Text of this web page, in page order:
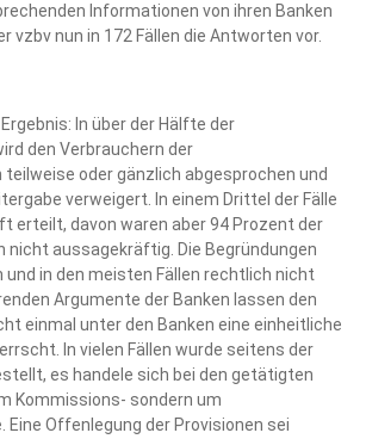
Informationen von ihren Banken
vzbv nun in 172 Fällen die Antworten vor.
In über der Hälfte der
den Verbrauchern der
oder gänzlich abgesprochen und
verweigert. In einem Drittel der Fälle
erteilt, davon waren aber 94 Prozent der
aussagekräftig. Die Begründungen
in den meisten Fällen rechtlich nicht
Argumente der Banken lassen den
einmal unter den Banken eine einheitliche
In vielen Fällen wurde seitens der
es handele sich bei den getätigten
Kommissions- sondern um
Offenlegung der Provisionen sei